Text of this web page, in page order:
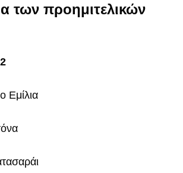
των προημιτελικών
Εμίλια